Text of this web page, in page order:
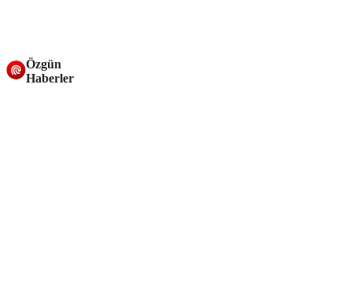
Özgün
Haberler